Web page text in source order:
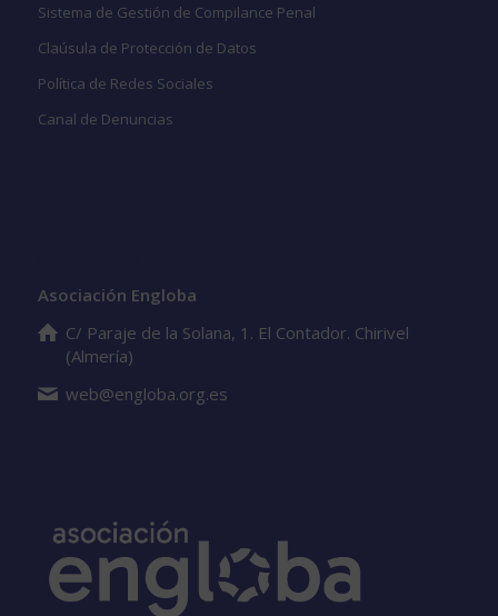
Sistema de Gestión de Compilance Penal
Claúsula de Protección de Datos
Política de Redes Sociales
Canal de Denuncias
Asociación Engloba
C/ Paraje de la Solana, 1. El Contador. Chirivel
(Almería)
web@engloba.org.es